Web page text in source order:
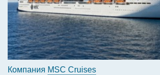
Компания MSC Cruises